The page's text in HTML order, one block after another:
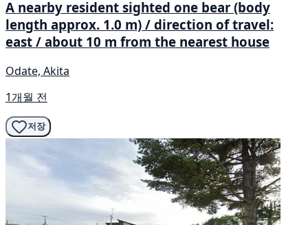
A nearby resident sighted one bear (body
length approx. 1.0 m) / direction of travel:
east / about 10 m from the nearest house
Odate, Akita
1개월 전
저장